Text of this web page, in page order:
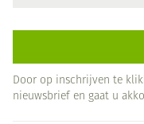
Door op inschrijven te
nieuwsbrief en gaat u